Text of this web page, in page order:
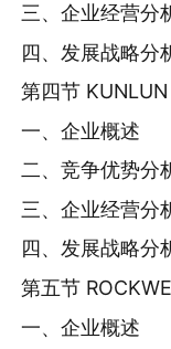
三、企业经营分
四、发展战略分
第四节
一、企业概述
二、竞争优势分
三、企业经营分
四、发展战略分
第五节
一、企业概述